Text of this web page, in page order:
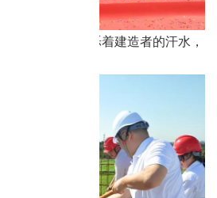
每个角落都闪烁着建造者的汗水，